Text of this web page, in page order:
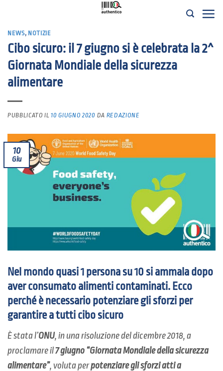
contenuti
NEWS, NOTIZIE
Cibo sicuro: il 7 giugno si è celebrata la 2^
Giornata Mondiale della sicurezza
alimentare
PUBBLICATO IL10 GIUGNO 2020 DA REDAZIONE
10
Giu
Nel mondo quasi 1 persona su 10 si ammala dopo
aver consumato alimenti contaminati. Ecco
perché è necessario potenziare gli sforzi per
garantire a tutti cibo sicuro
È stata l’ONU, in una risoluzione del dicembre 2018, a
proclamare il7 giugno “Giornata Mondiale della sicurezza
alimentare”, voluta perpotenziare gli sforzi atti a